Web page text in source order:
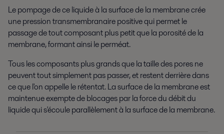
Le pompage de ce liquide à la surface de la membrane crée
une pression transmembranaire positive qui permet le
passage de tout composant plus petit que la porosité de la
membrane, formant ainsi le perméat.
Tous les composants plus grands que la taille des pores ne
peuvent tout simplement pas passer, et restent derrière dans
ce que l'on appelle le rétentat. La surface de la membrane est
maintenue exempte de blocages par la force du débit du
liquide qui s'écoule parallèlement à la surface de la membrane.